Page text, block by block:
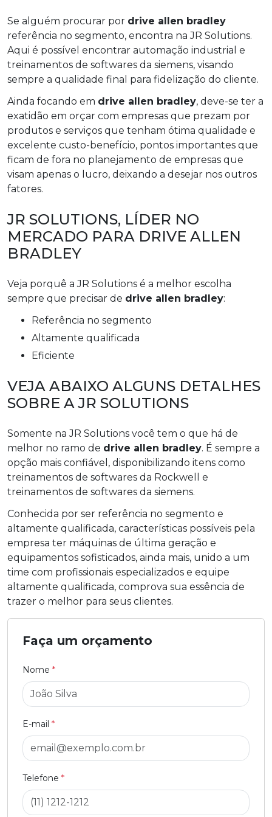
Se alguém procurar por drive allen bradley
referência no segmento, encontra na JR Solutions.
Aqui é possível encontrar automação industrial e
treinamentos de softwares da siemens, visando
sempre a qualidade final para fidelização do cliente.
Ainda focando em drive allen bradley, deve-se ter a
exatidão em orçar com empresas que prezam por
produtos e serviços que tenham ótima qualidade e
excelente custo-benefício, pontos importantes que
ficam de fora no planejamento de empresas que
visam apenas o lucro, deixando a desejar nos outros
fatores.
JR SOLUTIONS, LÍDER NO
MERCADO PARA DRIVE ALLEN
BRADLEY
Veja porquê a JR Solutions é a melhor escolha
sempre que precisar de drive allen bradley:
referência no segmento
altamente qualificada
eficiente
VEJA ABAIXO ALGUNS DETALHES
SOBRE A JR SOLUTIONS
Somente na JR Solutions você tem o que há de
melhor no ramo de drive allen bradley. É sempre a
opção mais confiável, disponibilizando itens como
treinamentos de softwares da Rockwell e
treinamentos de softwares da siemens.
Conhecida por ser referência no segmento e
altamente qualificada, características possíveis pela
empresa ter máquinas de última geração e
equipamentos sofisticados, ainda mais, unido a um
time com profissionais especializados e equipe
altamente qualificada, comprova sua essência de
trazer o melhor para seus clientes.
Faça um orçamento
Nome *
E-mail *
Telefone *